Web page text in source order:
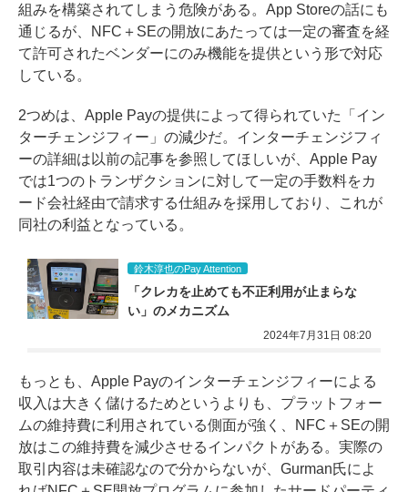
組みを構築されてしまう危険がある。App Storeの話にも
通じるが、NFC＋SEの開放にあたっては一定の審査を経
て許可されたベンダーにのみ機能を提供という形で対応
している。
2つめは、Apple Payの提供によって得られていた「イン
ターチェンジフィー」の減少だ。インターチェンジフィ
ーの詳細は 以前の記事を参照 してほしいが、Apple Pay
では1つのトランザクションに対して一定の手数料をカ
ード会社経由で請求する仕組みを採用しており、これが
同社の利益となっている。
鈴木淳也のPay Attention
「クレカを止めても不正利用が止まらな
い」のメカニズム
2024年7月31日 08:20
もっとも、Apple Payのインターチェンジフィーによる
収入は大きく儲けるためというよりも、プラットフォー
ムの維持費に利用されている側面が強く、NFC＋SEの開
放はこの維持費を減少させるインパクトがある。実際の
取引内容は未確認なので分からないが、 Gurman氏によ